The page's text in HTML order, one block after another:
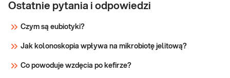
Ostatnie pytania i odpowiedzi
Czym są eubiotyki?
Jak kolonoskopia wpływa na mikrobiotę jelitową?
Co powoduje wzdęcia po kefirze?